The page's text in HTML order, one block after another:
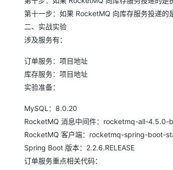
第十一步：如果 RocketMQ 向库存服务投递的
二、实战实验
涉及服务有：
订单服务：项目地址
库存服务：项目地址
实验准备：
MySQL：8.0.20
RocketMQ 消息中间件：rocketmq-all-4.5.0-
RocketMQ 客户端：rocketmq-spring-boot-
Spring Boot 版本：2.2.6.RELEASE
订单服务重点相关代码：